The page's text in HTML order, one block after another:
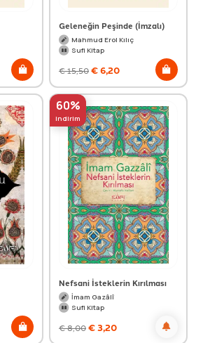
Geleneğin Peşinde (İmzalı)
Mahmud Erol Kılıç
Sufi Kitap
€15,50€6,20
60%
indirim
Nefsani İsteklerin Kırılması
İmam Gazâlî
Sufi Kitap
€8,00€ 3,20